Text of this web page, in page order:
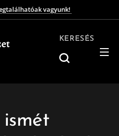
vagyunk!
KERESÉS